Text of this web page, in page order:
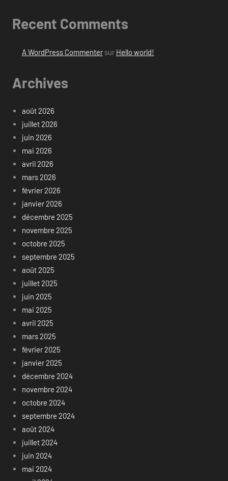
Recent Comments
A WordPress Commentersur Hello world!
Archives
août 2026
juillet 2026
juin 2026
mai 2026
avril 2026
mars 2026
février 2026
janvier 2026
décembre 2025
novembre 2025
octobre 2025
septembre 2025
août 2025
juillet 2025
juin 2025
mai 2025
avril 2025
mars 2025
février 2025
janvier 2025
décembre 2024
novembre 2024
octobre 2024
septembre 2024
août 2024
juillet 2024
juin 2024
mai 2024